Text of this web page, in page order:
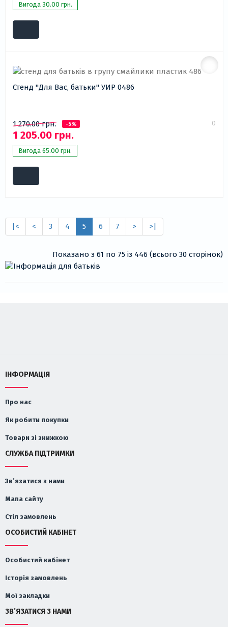
Вигода 30.00 грн.
Стенд "Для Вас, батьки" УИР 0486
1 270.00 грн. -5%
1 205.00 грн.
Вигода 65.00 грн.
0
|< < 3 4 5 6 7 > >|
Показано з 61 по 75 із 446 (всього 30 сторінок)
ІНФОРМАЦІЯ
Про нас
Як робити покупки
Товари зі знижкою
СЛУЖБА ПІДТРИМКИ
Зв’язатися з нами
Мапа сайту
Стіл замовлень
ОСОБИСТИЙ КАБІНЕТ
Особистий кабінет
Історія замовлень
Мої закладки
ЗВ’ЯЗАТИСЯ З НАМИ